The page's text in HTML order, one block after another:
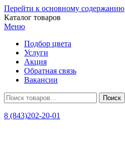
Перейти к основному содержанию
Каталог товаров
Меню
Подбор цвета
Услуги
Акция
Обратная связь
Вакансии
8 (843)202-20-01